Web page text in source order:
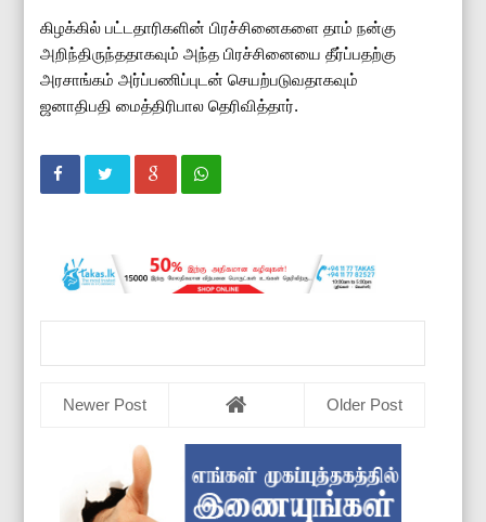
கிழக்கில் பட்டதாரிகளின் பிரச்சினைகளை தாம் நன்கு
அறிந்திருந்ததாகவும் அந்த பிரச்சினையை தீர்ப்பதற்கு
அரசாங்கம் அர்ப்பணிப்புடன் செயற்படுவதாகவும்
ஜனாதிபதி மைத்திரிபால தெரிவித்தார்.
Newer Post Older Post